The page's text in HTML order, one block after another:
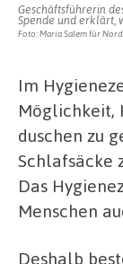
Geschäftsführerin
Spende und erklärt,
Foto: Maria Salem für
Im
Möglichkeit,
duschen zu
Schlafsäcke
Das
Menschen
Deshalb